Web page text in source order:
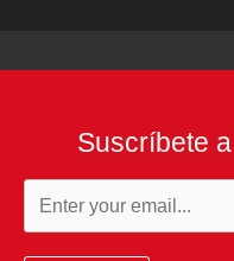
Suscríbete